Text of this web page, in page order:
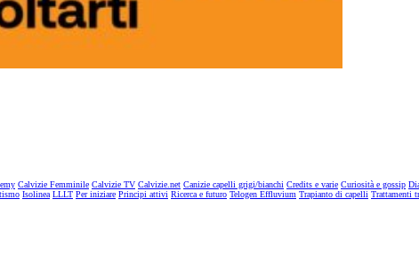
Calvizie Femminile Calvizie TV Calvizie.net Canizie capelli grigi/bianchi Credits e varie Curiosità e gossip
Isolinea LLLT Per iniziare Principi attivi Ricerca e futuro Telogen Effluvium Trapianto di capelli Trattamenti